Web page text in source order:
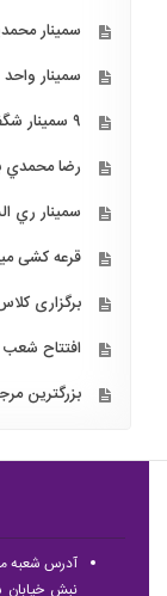
سمینار
سمینار
۹ سمینار شگفت انگیز Reels در قزوین
رضا محمدي
سمينار ري
قرعه کشی
برگزاری
افتتاح
بزرگترین
آدرس شعبه